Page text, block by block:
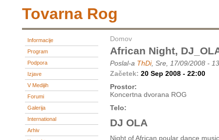
Tovarna Rog
Informacije
Program
Podpora
Izjave
V Medijih
Forumi
Galerija
International
Arhiv
Domov
African Night,
Poslal-a ThDi, Sre, 17/09/2008 -
Začetek: 20 Sep 2008 - 22:00
Prostor:
Koncertna dvorana ROG
Telo:
DJ OLA
Night of African poular dance music